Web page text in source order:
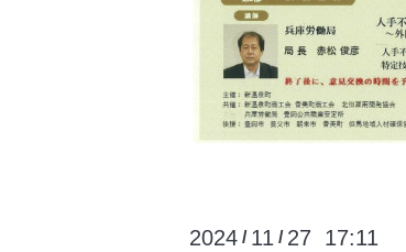
2024 / 11 / 27 17:11